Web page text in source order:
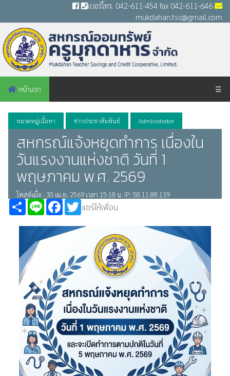
เบอร์โทร. 042-611-454 fax 042-611-646
mukdahan.tsc@gmail.com
หน้าแรก ☰
หมวดหมู่เนื้อหา ข่าวประชาสัมพันธ์ Administrator
สหกรณ์แจ้งหยุดทำการ เนื่องใน
วันแรงงานแห่งชาติ วันที่ 1
พฤษภาคม พ.ศ. 2569
โพสต์เมื่อ : 30 เม.ย. 2569 เวลา 15:18 น. IP: 58.11.88.139
แชร์ให้เพื่อน
ShareLine Facebook
Twitter